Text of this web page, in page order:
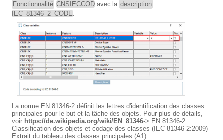
Fonctionnalité CNSIECCOD avec la description
IEC_81346_2_CODE.
La norme EN 81346-2 définit les lettres d'identification des classes
principales pour le but et la tâche des objets. Pour plus de détails,
voir https://de.wikipedia.org/wiki/EN_81346-> EN 81346-2 :
Classification des objets et codage des classes (IEC 81346-2:2009)
Extrait du tableau des classes principales (A1) :